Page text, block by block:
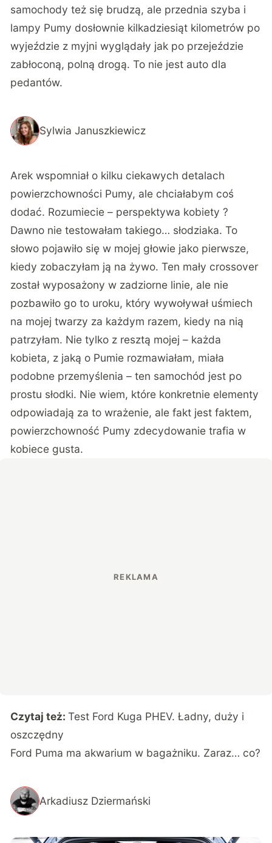
samochody też się brudzą, ale przednia szyba i
lampy Pumy dosłownie kilkadziesiąt kilometrów po
wyjeździe z myjni wyglądały jak po przejeździe
zabłoconą, polną drogą. To nie jest auto dla
pedantów.
Sylwia Januszkiewicz
Arek wspomniał o kilku ciekawych detalach
powierzchowności Pumy, ale chciałabym coś
dodać. Rozumiecie – perspektywa kobiety ?
Dawno nie testowałam takiego… słodziaka. To
słowo pojawiło się w mojej głowie jako pierwsze,
kiedy zobaczyłam ją na żywo. Ten mały crossover
został wyposażony w zadziorne linie, ale nie
pozbawiło go to uroku, który wywoływał uśmiech
na mojej twarzy za każdym razem, kiedy na nią
patrzyłam. Nie tylko z resztą mojej – każda
kobieta, z jaką o Pumie rozmawiałam, miała
podobne przemyślenia – ten samochód jest po
prostu słodki. Nie wiem, które konkretnie elementy
odpowiadają za to wrażenie, ale fakt jest faktem,
powierzchowność Pumy zdecydowanie trafia w
kobiece gusta.
Czytaj też:Test Ford Kuga PHEV. Ładny, duży i
oszczędny
Ford Puma ma akwarium w bagażniku. Zaraz… co?
Arkadiusz Dziermański